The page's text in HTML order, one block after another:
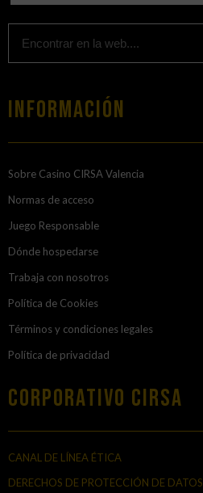
Información
Sobre Casino CIRSA Valencia
Normas de acceso
Juego Responsable
Dónde hospedarse
Trabaja con nosotros
Política de Cookies
Términos y condiciones legales
Política de privacidad
Corporativo Cirsa
CANAL DE LÍNEA ÉTICA
DERECHOS DE PROTECCIÓN DE DATOS